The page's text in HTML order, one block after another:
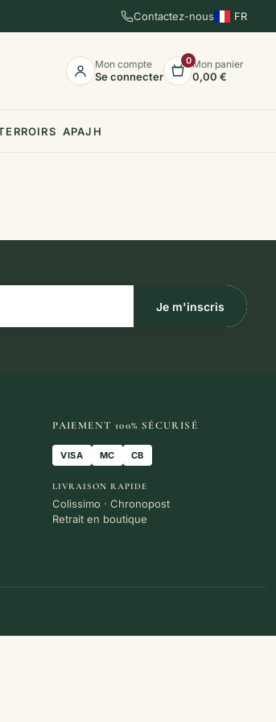
Contactez-nous
FR
EN
Mon compte
Se connecter
0Mon panier
0,00 €
APAJH
Je m'inscris
PAIEMENT 100% SÉCURISÉ
VISA MC CB
LIVRAISON RAPIDE
Colissimo · Chronopost
Retrait en boutique